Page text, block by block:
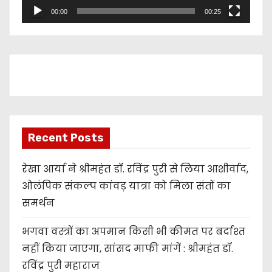
a
00:00 00:25
Recent Posts
रेखा आर्या ने श्रीमहंत डॉ. रविंद्र पुरी से लिया आशीर्वाद,
ओलंपिक संकल्प कांवड़ यात्रा को मिला संतों का
समर्थन
भगवा वस्त्रों का अपमान किसी भी कीमत पर बर्दाश्त
नहीं किया जाएगा, सांसद माफी मांगें : श्रीमहंत डॉ.
रविंद्र पुरी महाराज